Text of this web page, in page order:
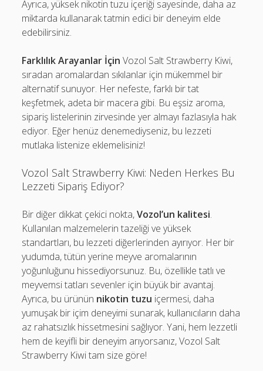
Ayrıca, yüksek nikotin tuzu içeriği sayesinde, daha az
miktarda kullanarak tatmin edici bir deneyim elde
edebilirsiniz.
Farklılık Arayanlar İçin Vozol Salt Strawberry Kiwi,
sıradan aromalardan sıkılanlar için mükemmel bir
alternatif sunuyor. Her nefeste, farklı bir tat
keşfetmek, adeta bir macera gibi. Bu eşsiz aroma,
sipariş listelerinin zirvesinde yer almayı fazlasıyla hak
ediyor. Eğer henüz denemediyseniz, bu lezzeti
mutlaka listenize eklemelisiniz!
Vozol Salt Strawberry Kiwi: Neden Herkes Bu
Lezzeti Sipariş Ediyor?
Bir diğer dikkat çekici nokta,Vozol’un kalitesi.
Kullanılan malzemelerin tazeliği ve yüksek
standartları, bu lezzeti diğerlerinden ayırıyor. Her bir
yudumda, tütün yerine meyve aromalarının
yoğunluğunu hissediyorsunuz. Bu, özellikle tatlı ve
meyvemsi tatları sevenler için büyük bir avantaj.
Ayrıca, bu ürünün nikotin tuzu içermesi, daha
yumuşak bir içim deneyimi sunarak, kullanıcıların daha
az rahatsızlık hissetmesini sağlıyor. Yani, hem lezzetli
hem de keyifli bir deneyim arıyorsanız, Vozol Salt
Strawberry Kiwi tam size göre!